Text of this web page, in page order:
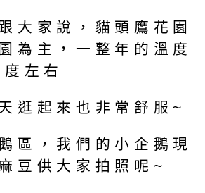
大家說，貓頭鷹花園
為主，一整年的溫度
左右
逛起來也非常舒服~
區，我們的小企鵝現
豆供大家拍照呢~